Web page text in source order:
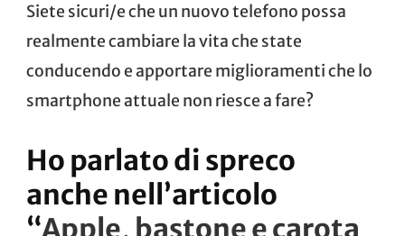
Siete sicuri/e che un nuovo telefono possa
realmente cambiare la vita che state
conducendo e apportare miglioramenti che lo
smartphone attuale non riesce a fare?
Ho parlato di spreco
anche nell’articolo
“Apple, bastone e carota